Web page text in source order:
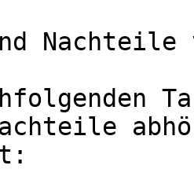
Nachteile